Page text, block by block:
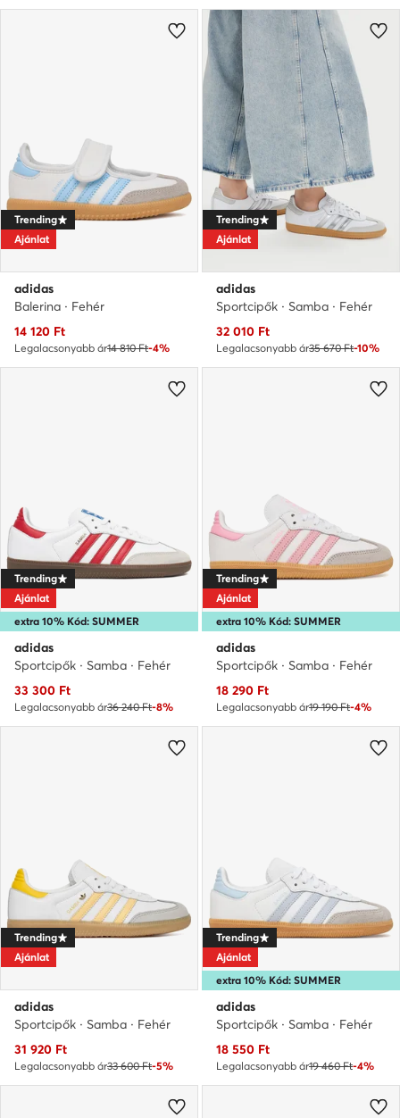
Trending
Ajánlat
adidas
Balerina · Fehér
Aktuális ár
14 120 Ft
Legalacsonyabb ár14 810 Ft-4%
Trending
Ajánlat
adidas
Sportcipők · Samba · Fehér
Aktuális ár
32 010 Ft
Legalacsonyabb ár35 670 Ft-10%
extra 10% Kód: SUMMER
Trending
Ajánlat
adidas
Sportcipők · Samba · Fehér
Aktuális ár
33 300 Ft
Legalacsonyabb ár36 240 Ft-8%
extra 10% Kód: SUMMER
Trending
Ajánlat
adidas
Sportcipők · Samba · Fehér
Aktuális ár
18 290 Ft
Legalacsonyabb ár19 190 Ft-4%
Trending
Ajánlat
adidas
Sportcipők · Samba · Fehér
Aktuális ár
31 920 Ft
Legalacsonyabb ár33 600 Ft-5%
extra 10% Kód: SUMMER
Trending
Ajánlat
adidas
Sportcipők · Samba · Fehér
Aktuális ár
18 550 Ft
Legalacsonyabb ár19 460 Ft-4%